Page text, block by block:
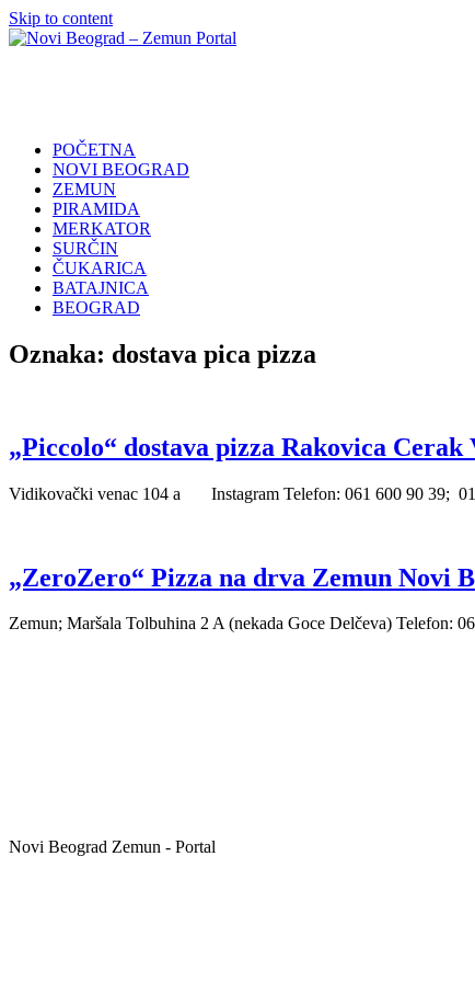
Skip to content
Portal
POČETNA
NOVI BEOGRAD
ZEMUN
PIRAMIDA
MERKATOR
SURČIN
ČUKARICA
BATAJNICA
BEOGRAD
Oznaka: dostava pica pizza
„Piccolo“ dostava pizza Rakovica Cerak
Vidikovački venac 104 a Instagram Telefon: 061 600 90 39;
„ZeroZero“ Pizza na drva Zemun Novi
Zemun; Maršala Tolbuhina 2 A (nekada Goce Delčeva)
Novi Beograd Zemun - Portal